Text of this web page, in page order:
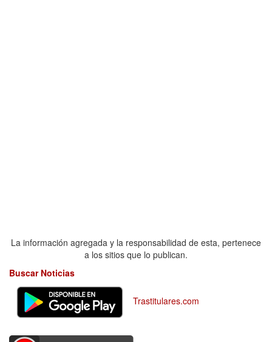
La información agregada y la responsabilidad de esta, pertenece
a los sitios que lo publican.
Buscar Noticias
Trastitulares.com